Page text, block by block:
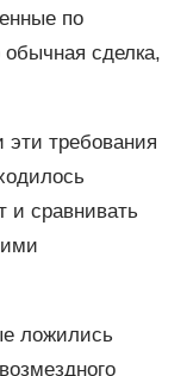
по
обычная сделка,
эти требования
и сравнивать
ложились